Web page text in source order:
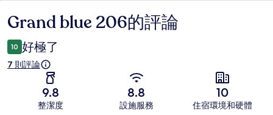
評
論
Grand blue 206的評論
10 好極了
7 則評論
9.8
整潔度
8.8
設施服務
10
住宿環境和硬體